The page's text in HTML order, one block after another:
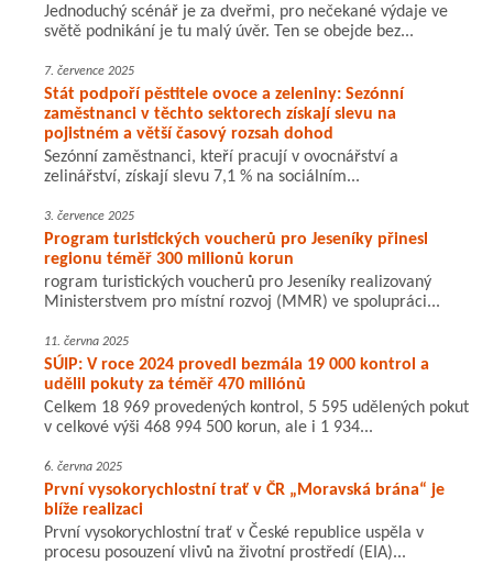
Jednoduchý scénář je za dveřmi, pro nečekané výdaje ve
světě podnikání je tu malý úvěr. Ten se obejde bez...
7. července 2025
Stát podpoří pěstitele ovoce a zeleniny: Sezónní
zaměstnanci v těchto sektorech získají slevu na
pojistném a větší časový rozsah dohod
Sezónní zaměstnanci, kteří pracují v ovocnářství a
zelinářství, získají slevu 7,1 % na sociálním...
3. července 2025
Program turistických voucherů pro Jeseníky přinesl
regionu téměř 300 milionů korun
rogram turistických voucherů pro Jeseníky realizovaný
Ministerstvem pro místní rozvoj (MMR) ve spolupráci...
11. června 2025
SÚIP: V roce 2024 provedl bezmála 19 000 kontrol a
udělil pokuty za téměř 470 miliónů
Celkem 18 969 provedených kontrol, 5 595 udělených pokut
v celkové výši 468 994 500 korun, ale i 1 934...
6. června 2025
První vysokorychlostní trať v ČR „Moravská brána“ je
blíže realizaci
První vysokorychlostní trať v České republice uspěla v
procesu posouzení vlivů na životní prostředí (EIA)...